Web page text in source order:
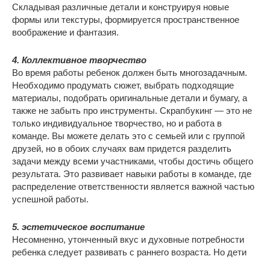
Складывая различные детали и конструируя новые
формы или текстуры, формируется пространственное
воображение и фантазия.
4. Коллективное творчество
Во время работы ребенок должен быть многозадачным.
Необходимо продумать сюжет, выбрать подходящие
материалы, подобрать оригинальные детали и бумагу, а
также не забыть про инструменты. Скрапбукинг — это не
только индивидуальное творчество, но и работа в
команде. Вы можете делать это с семьей или с группой
друзей, но в обоих случаях вам придется разделить
задачи между всеми участниками, чтобы достичь общего
результата. Это развивает навыки работы в команде, где
распределение ответственности является важной частью
успешной работы.
5. эстетическое воспитание
Несомненно, утонченный вкус и духовные потребности
ребенка следует развивать с раннего возраста. Но дети